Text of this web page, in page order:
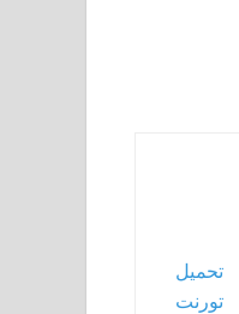
تحميل
تورنت